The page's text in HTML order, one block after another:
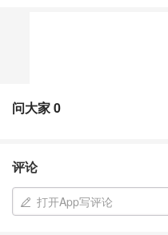
问大家0
评论
打开App写评论